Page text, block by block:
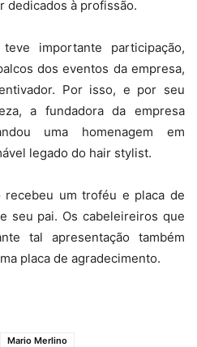
dedicados à profissão.
importante participação,
dos eventos da empresa,
Por isso, e por seu
a fundadora da empresa
uma homenagem em
legado do hair stylist.
um troféu e placa de
seu pai. Os cabeleireiros que
tal apresentação também
placa de agradecimento.
Mario Merlino